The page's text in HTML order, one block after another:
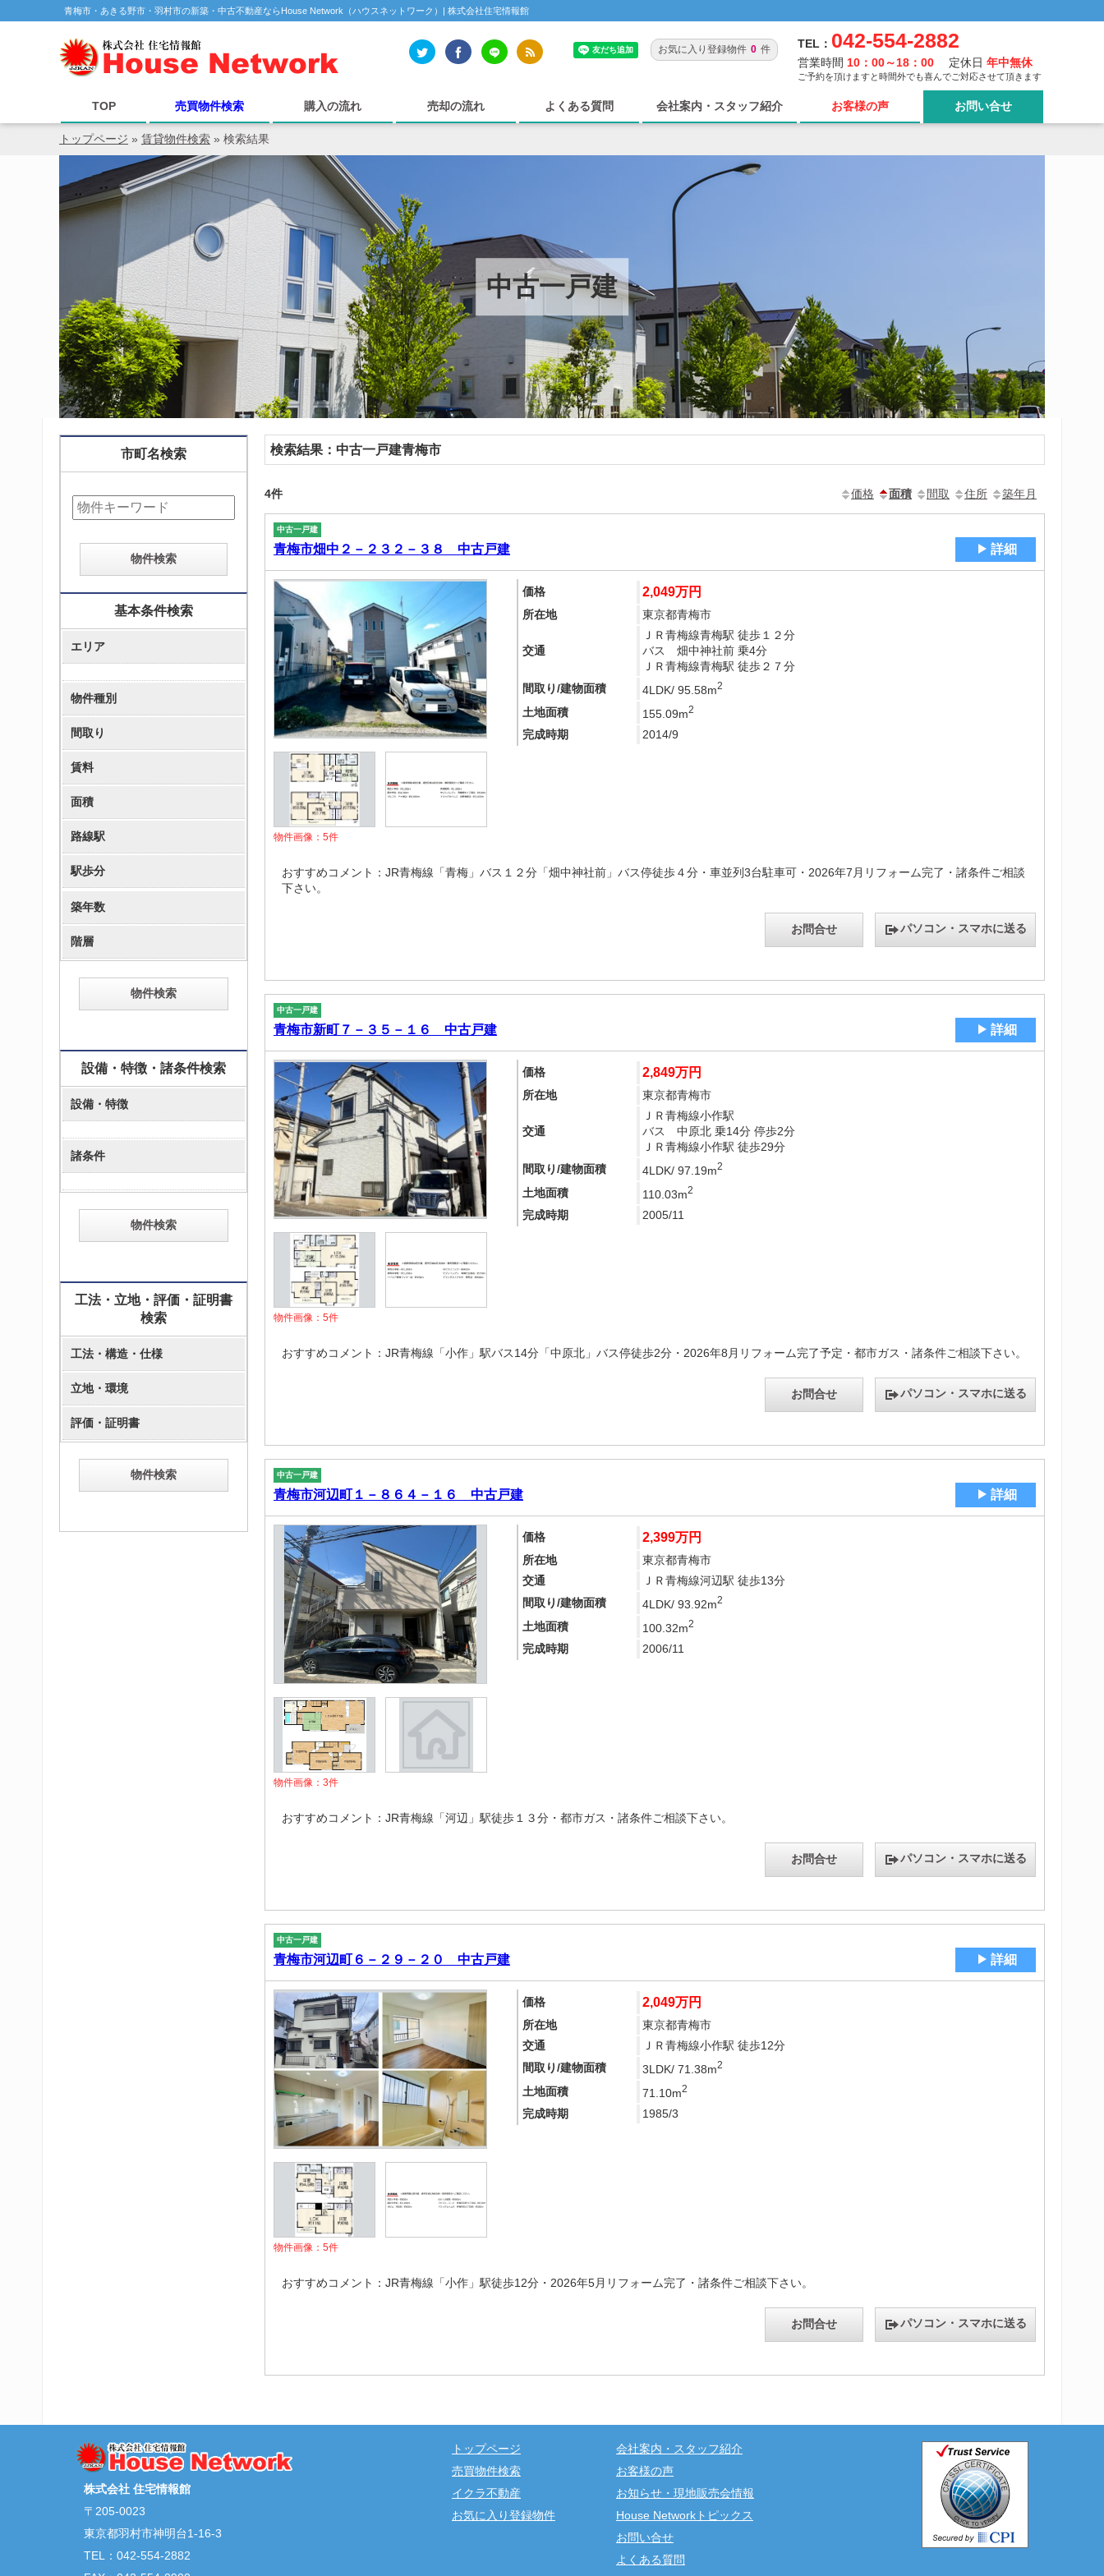
青梅市・あきる野市・羽村市の新築・中古不動産ならHouse Network（ハウスネットワーク）| 株式会社住宅情報館
お気に入り登録物件 0 件 TEL： 042-554-2882
営業時間 10：00～18：00 定休日 年中無休
ご予約を頂けますと時間外でも喜んでご対応させて頂きます
TOP 売買物件検索 購入の流れ 売却の流れ よくある質問 会社案内・スタッフ紹介 お客様の声 お問い合せ
トップページ » 賃貸物件検索 » 検索結果
中古一戸建
検索結果： 中古一戸建青梅市
4件 価格 面積 間取 住所 築年月
中古一戸建
青梅市畑中２－２３２－３８ 中古戸建 詳細
物件画像： 5件
価格 2,049万円
所在地 東京都青梅市
交通
ＪＲ青梅線青梅駅 徒歩１２分
バス 畑中神社前 乗4分
ＪＲ青梅線青梅駅 徒歩２７分
間取り/建物面積
4LDK/ 95.58m2
土地面積 155.09m2
完成時期 2014/9
おすすめコメント：JR青梅線「青梅」バス１２分「畑中神社前」バス停徒歩４分・車並列3台駐車可・2026年7月リフォーム完了・諸条件ご相談
下さい。
パソコン・スマホに送る
お問合せ
中古一戸建
青梅市新町７－３５－１６ 中古戸建 詳細
物件画像： 5件
価格 2,849万円
所在地 東京都青梅市
交通
ＪＲ青梅線小作駅
バス 中原北 乗14分 停歩2分
ＪＲ青梅線小作駅 徒歩29分
間取り/建物面積
4LDK/ 97.19m2
土地面積 110.03m2
完成時期 2005/11
おすすめコメント：JR青梅線「小作」駅バス14分「中原北」バス停徒歩2分・2026年8月リフォーム完了予定・都市ガス・諸条件ご相談下さい。
パソコン・スマホに送る
お問合せ
中古一戸建
青梅市河辺町１－８６４－１６ 中古戸建 詳細
物件画像： 3件
価格 2,399万円
所在地
東京都青梅市
交通
ＪＲ青梅線河辺駅 徒歩13分
間取り/建物面積
4LDK/ 93.92m2
土地面積 100.32m2
完成時期 2006/11
おすすめコメント：JR青梅線「河辺」駅徒歩１３分・都市ガス・諸条件ご相談下さい。
パソコン・スマホに送る
お問合せ
中古一戸建
青梅市河辺町６－２９－２０ 中古戸建 詳細
物件画像： 5件
価格 2,049万円
所在地
東京都青梅市
交通
ＪＲ青梅線小作駅 徒歩12分
間取り/建物面積
3LDK/ 71.38m2
土地面積 71.10m2
完成時期 1985/3
おすすめコメント：JR青梅線「小作」駅徒歩12分・2026年5月リフォーム完了・諸条件ご相談下さい。
パソコン・スマホに送る
お問合せ
市町名検索
基本条件検索
エリア
物件種別
間取り
賃料
面積
路線駅
駅歩分
築年数
階層
設備・特徴・諸条件検索
設備・特徴
諸条件
工法・立地・評価・証明書
検索
工法・構造・仕様
立地・環境
評価・証明書
株式会社 住宅情報館
〒205-0023
東京都羽村市神明台1-16-3
TEL：042-554-2882
トップページ
売買物件検索
イクラ不動産
お気に入り登録物件
会社案内・スタッフ紹介
お客様の声
お知らせ・現地販売会情報
House Networkトピックス
お問い合せ
よくある質問